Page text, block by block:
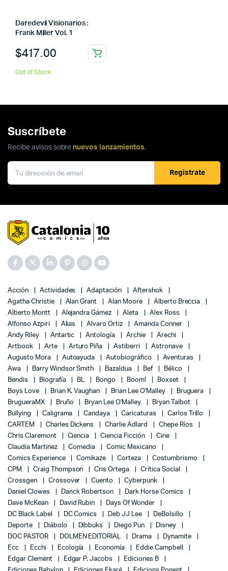
Daredevil Visionarios :
Frank Miller Vol. 1
$417.00
Out of Stock
Suscríbete
Recibe avisos sobre nuevos lanzamientos.
Registrate
Acción Actividades Adaptación
Aftershok
Agatha Christie
Alan Grant Alan Moore
Alberto Breccia
Alberto Montt
Alejandra Gámez Aleta
Alex Ross
Alfonso Azpiri
Alias Alvaro Ortiz
Amanda Conner
Andy Riley
Antartic Antología Archie
Arechi
Artbook
Arte Arturo Piña Astiberri
Astronave
Augusto Mora
Autoayuda Autobiográfico
Aventuras
Awa
Barry Windsor Smith Bazaldua Bef
Bélico
Bendis
Biografía BL Bongo Boom!
Boxset
Boys Love
Brian K. Vaughan Brian Lee O'Malley
Bruguera
BrugueraMX
Bruño Bryan Lee O'Malley
Bryan Talbot
Bullying
Caligrama Candaya Caricaturas
Carlos Trillo
CARTEM
Charles Dickens Charlie Adlard
Chepe Ríos
Chris Claremont
Ciencia Ciencia Ficción
Cine
Claudia Martinez
Comedia
Comic Mexicano
Comics Experience
Comikaze Corteza
Costumbrismo
CPM
Craig Thompson Cris Ortega
Crítica Social
Crossgen
Crossover Cuento
Cyberpunk
Daniel Clowes
Darick Robertson
Dark Horse Comics
Dave McKean
David Rubin
Days Of Wonder
DC Black Label
DC Comics Deb JJ Lee
DeBolsillo
Deporte
Diábolo Dibbuks Diego Pun
Disney
DOC PASTOR
DOLMEN EDITORIAL Drama
Dynamite
Ecc
Ecchi Ecología Economía
Eddie Campbell
Edgar Clement
Edgar P. Jacobs
Ediciones B